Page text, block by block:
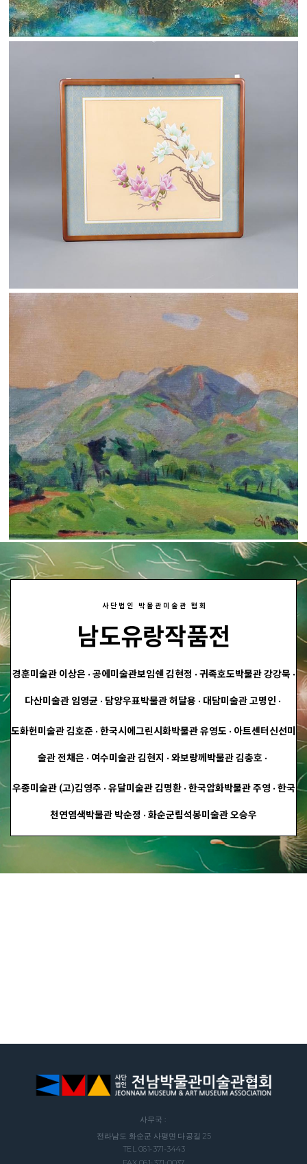
사단법인 박물관미술관 협회
남도유랑작품전
경훈미술관 이상은 · 공에미술관보임쉔 김현정 · 귀족호도박물관 강강묵 ·
다산미술관 임영균 · 담양우표박물관 허달용 · 대담미술관 고명인 ·
도화헌미술관 김호준 · 한국시에그린시화박물관 유영도 · 아트센터신선미
술관 전채은 · 여수미술관 김현지 · 와보랑께박물관 김충호 ·
우종미술관 (고)김영주 · 유달미술관 김명환 · 한국압화박물관 주영 · 한국
천연염색박물관 박순정 · 화순군립석봉미술관 오승우
사무국 :
전라남도 화순군 사평면 다공길 25
TEL 061-371-3443